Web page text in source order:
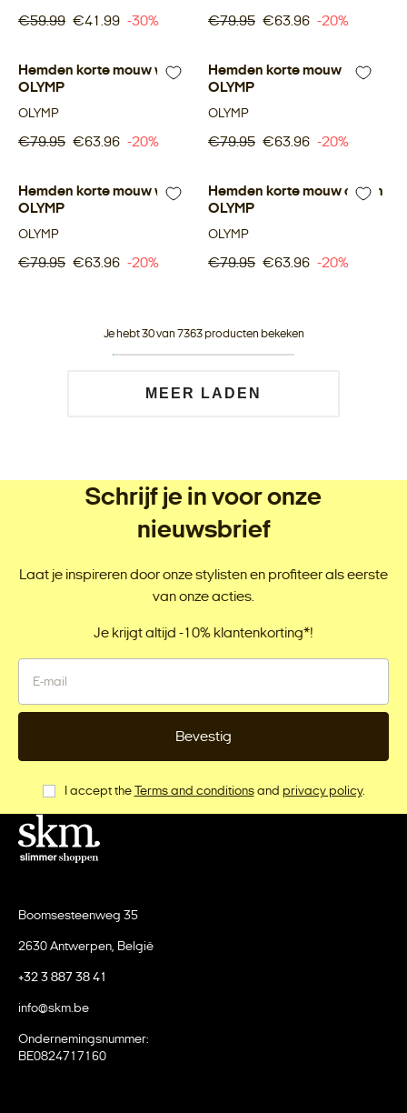
€59.99 €41.99 -30% €79.95 €63.96 -20%
-20%
Hemden korte mouw wit
OLYMP
OLYMP
€79.95 €63.96 -20%
-20%
Hemden korte mouw
OLYMP
OLYMP
€79.95 €63.96 -20%
-20%
Hemden korte mouw wit
OLYMP
OLYMP
€79.95 €63.96 -20%
-20%
Hemden korte mouw groen
OLYMP
OLYMP
€79.95 €63.96 -20%
Je hebt 30 van 7363 producten bekeken
MEER LADEN
Schrijf je in voor onze
nieuwsbrief
Laat je inspireren door onze stylisten en profiteer als eerste
van onze acties.
Je krijgt altijd -10% klantenkorting*!
Bevestig
I accept the Terms and conditionsand privacy policy.
Boomsesteenweg 35
2630 Antwerpen, België
+32 3 887 38 41
info@skm.be
Ondernemingsnummer:
BE0824717160